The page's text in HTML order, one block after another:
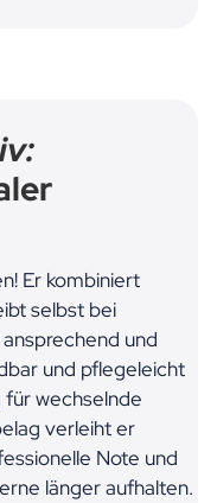
Er kombiniert
selbst bei
und
und pflegeleicht
wechselnde
verleiht er
Note und
länger aufhalten.